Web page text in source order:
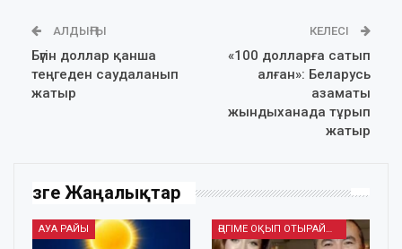
АЛДЫҢҒЫ
Бүгін доллар қанша
теңгеден саудаланып
жатыр
КЕЛЕСІ
«100 долларға сатып
алған»: Беларусь
азаматы
жындыханада тұрып
жатыр
Өзге Жаңалықтар
АУА РАЙЫ